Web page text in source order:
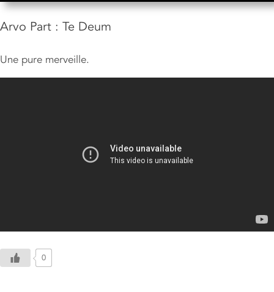
Arvo Part : Te Deum
Une pure merveille.
0